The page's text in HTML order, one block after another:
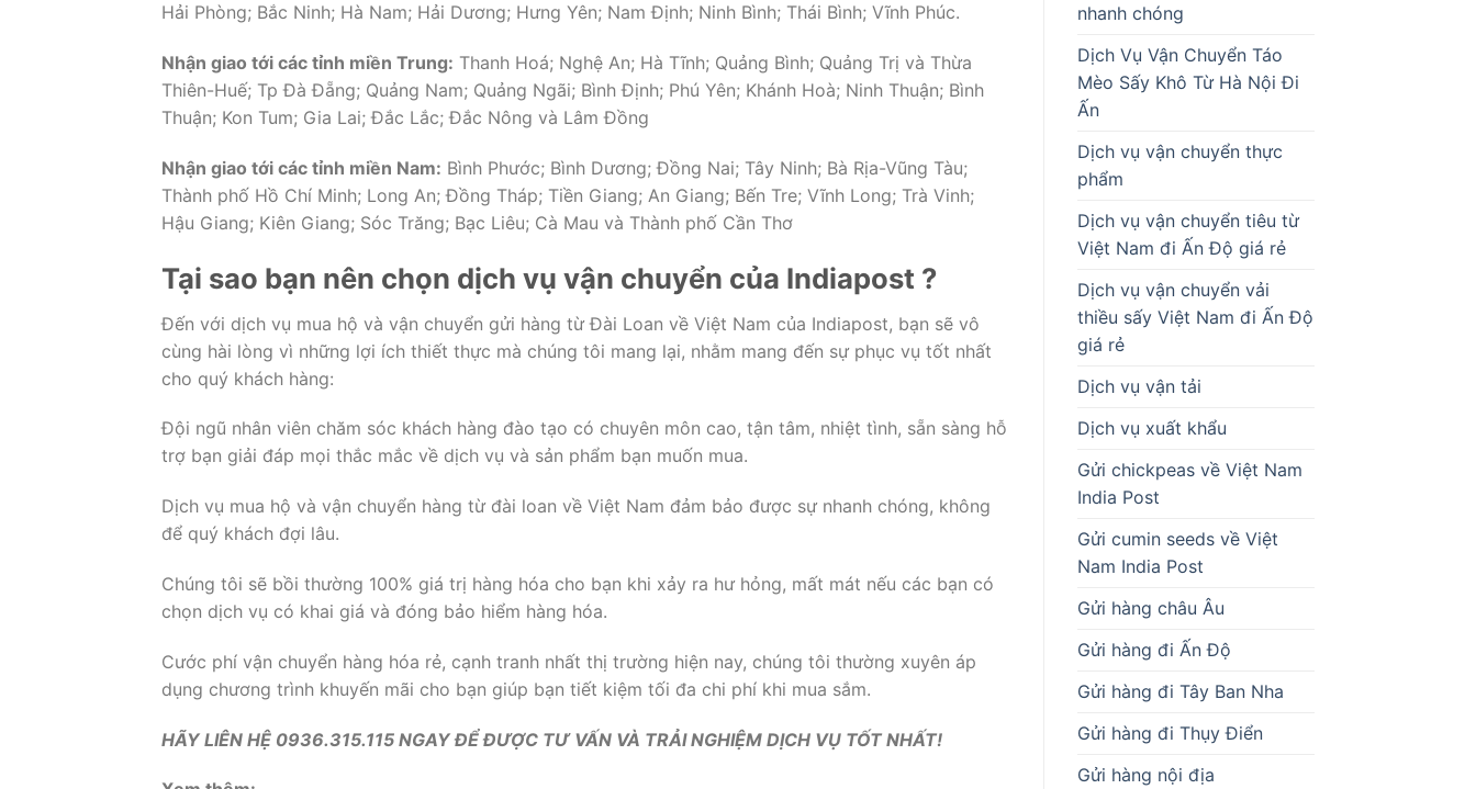
Hải Phòng; Bắc Ninh; Hà Nam; Hải Dương; Hưng Yên; Nam Định; Ninh Bình; Thái Bình; Vĩnh Phúc.
Nhận giao tới các tỉnh miền Trung: Thanh Hoá; Nghệ An; Hà Tĩnh; Quảng Bình; Quảng Trị và Thừa
Thiên-Huế; Tp Đà Đẵng; Quảng Nam; Quảng Ngãi; Bình Định; Phú Yên; Khánh Hoà; Ninh Thuận; Bình
Thuận; Kon Tum; Gia Lai; Đắc Lắc; Đắc Nông và Lâm Đồng
Nhận giao tới các tỉnh miền Nam: Bình Phước; Bình Dương; Đồng Nai; Tây Ninh; Bà Rịa-Vũng Tàu;
Thành phố Hồ Chí Minh; Long An; Đồng Tháp; Tiền Giang; An Giang; Bến Tre; Vĩnh Long; Trà Vinh;
Hậu Giang; Kiên Giang; Sóc Trăng; Bạc Liêu; Cà Mau và Thành phố Cần Thơ
Tại sao bạn nên chọn dịch vụ vận chuyển của Indiapost ?
Đến với dịch vụ mua hộ và vận chuyển gửi hàng từ Đài Loan về Việt Nam của Indiapost, bạn sẽ vô
cùng hài lòng vì những lợi ích thiết thực mà chúng tôi mang lại, nhằm mang đến sự phục vụ tốt nhất
cho quý khách hàng:
Đội ngũ nhân viên chăm sóc khách hàng đào tạo có chuyên môn cao, tận tâm, nhiệt tình, sẵn sàng hỗ
trợ bạn giải đáp mọi thắc mắc về dịch vụ và sản phẩm bạn muốn mua.
Dịch vụ mua hộ và vận chuyển hàng từ đài loan về Việt Nam đảm bảo được sự nhanh chóng, không
để quý khách đợi lâu.
Chúng tôi sẽ bồi thường 100% giá trị hàng hóa cho bạn khi xảy ra hư hỏng, mất mát nếu các bạn có
chọn dịch vụ có khai giá và đóng bảo hiểm hàng hóa.
Cước phí vận chuyển hàng hóa rẻ, cạnh tranh nhất thị trường hiện nay, chúng tôi thường xuyên áp
dụng chương trình khuyến mãi cho bạn giúp bạn tiết kiệm tối đa chi phí khi mua sắm.
HÃY LIÊN HỆ 0936.315.115 NGAY ĐỂ ĐƯỢC TƯ VẤN VÀ TRẢI NGHIỆM DỊCH VỤ TỐT NHẤT!
nhanh chóng
Dịch Vụ Vận Chuyển Táo
Mèo Sấy Khô Từ Hà Nội Đi
Ấn
Dịch vụ vận chuyển thực
phẩm
Dịch vụ vận chuyển tiêu từ
Việt Nam đi Ấn Độ giá rẻ
Dịch vụ vận chuyển vải
thiều sấy Việt Nam đi Ấn Độ
giá rẻ
Dịch vụ vận tải
Dịch vụ xuất khẩu
Gửi chickpeas về Việt Nam
India Post
Gửi cumin seeds về Việt
Nam India Post
Gửi hàng châu Âu
Gửi hàng đi Ấn Độ
Gửi hàng đi Tây Ban Nha
Gửi hàng đi Thụy Điển
Gửi hàng nội địa